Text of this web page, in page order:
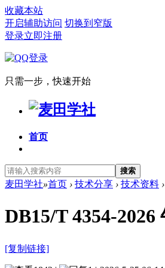
收藏本站
开启辅助访问 切换到窄版
登录立即注册
只需一步，快速开始
首页
搜索
麦田学社»首页 › 技术分享 › 技术资料 ›
DB15/T 4354-
[复制链接]